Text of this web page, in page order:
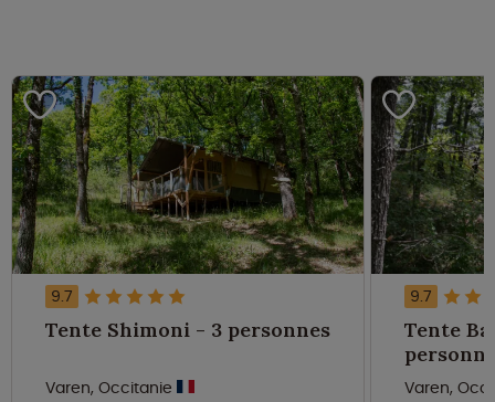
9.7
Tente Shimoni - 3 personnes
Varen, Occitanie
9.7
Tente
Varen,